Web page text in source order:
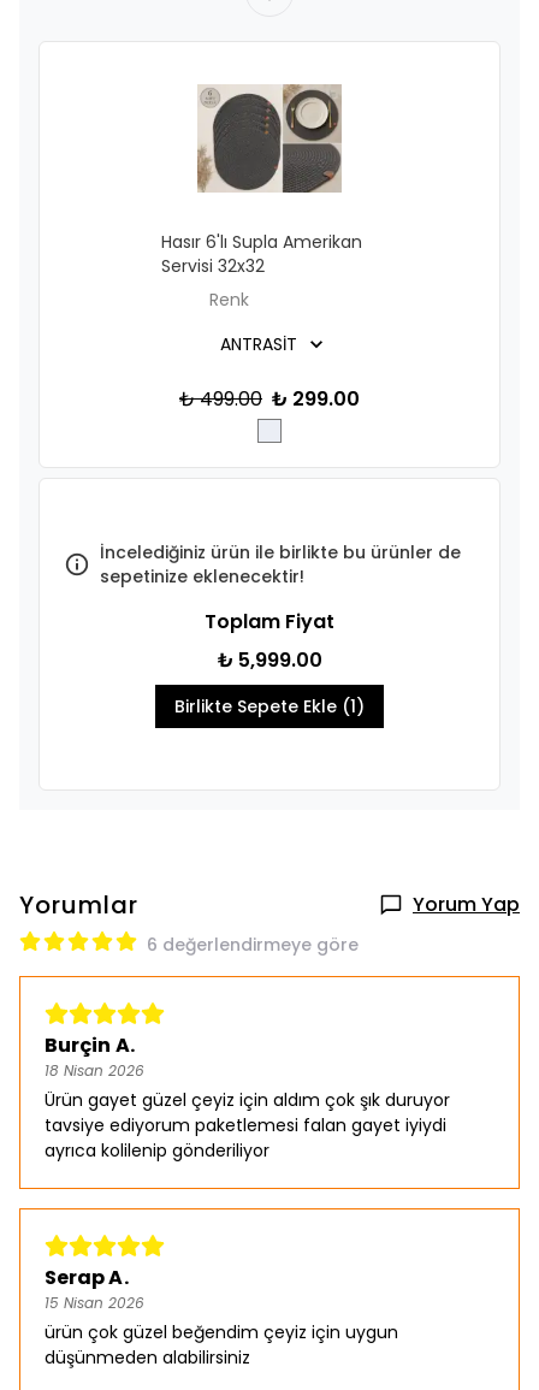
Hasır 6'lı Supla Amerikan
Servisi 32x32
Renk
₺ 499.00 ₺ 299.00
İncelediğiniz ürün ile birlikte bu ürünler de
sepetinize eklenecektir!
Toplam Fiyat
₺ 5,999.00
Birlikte Sepete Ekle (1)
Yorumlar Yorum Yap
6 değerlendirmeye göre
Burçin A.
18 Nisan 2026
Ürün gayet güzel çeyiz için aldım çok şık duruyor
tavsiye ediyorum paketlemesi falan gayet iyiydi
ayrıca kolilenip gönderiliyor
Serap A.
15 Nisan 2026
ürün çok güzel beğendim çeyiz için uygun
düşünmeden alabilirsiniz